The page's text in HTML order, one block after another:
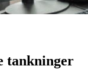
tankninger